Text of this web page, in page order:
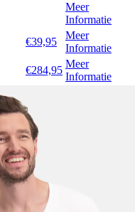
Meer
Informatie
€39,95
Meer
Informatie
€284,95
Meer
Informatie